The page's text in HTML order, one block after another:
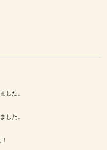
した。
した。